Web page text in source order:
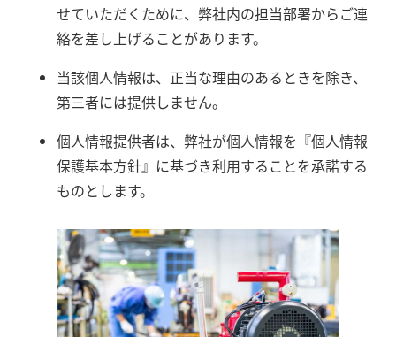
せていただくために、弊社内の担当部署からご連
絡を差し上げることがあります。
当該個人情報は、正当な理由のあるときを除き、
第三者には提供しません。
個人情報提供者は、弊社が個人情報を『個人情報
保護基本方針』に基づき利用することを承諾する
ものとします。